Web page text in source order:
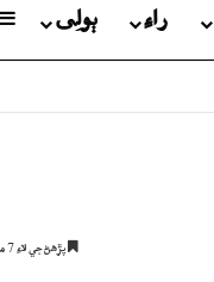
راءِ ٻولِی
پڙھڻ جي لاءِ 7 منٽ